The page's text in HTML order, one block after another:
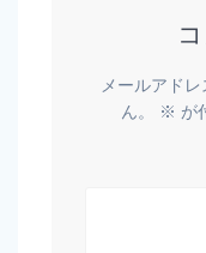
メールアド
ん。
※ が